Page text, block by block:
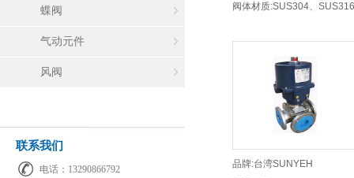
蝶阀
气动元件
风阀
联系我们
电话：13290866792
阀体材质:SUS304、
品牌:台湾SUNYEH